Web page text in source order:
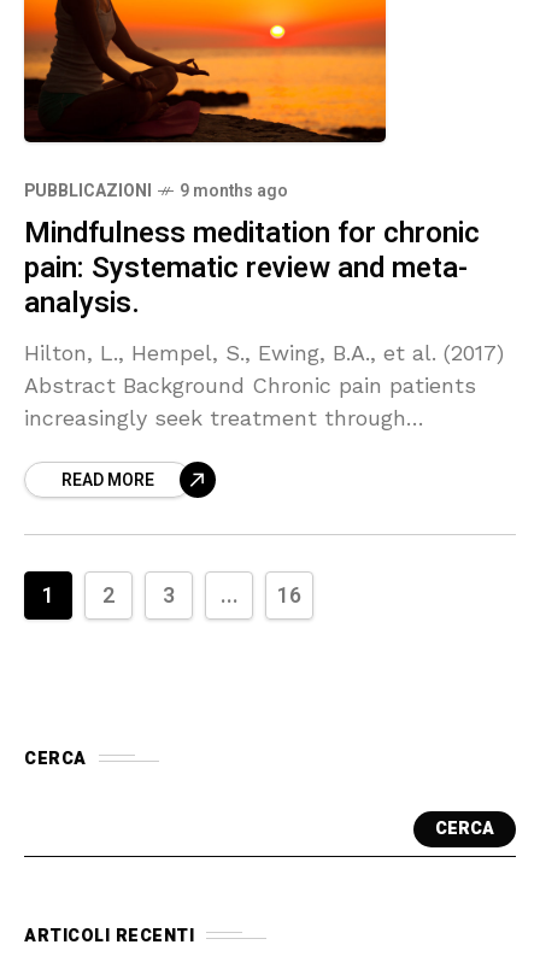
PUBBLICAZIONI 9 months ago
Mindfulness meditation for chronic
pain: Systematic review and meta-
analysis.
Hilton, L., Hempel, S., Ewing, B.A., et al. (2017)
Abstract Background Chronic pain patients
increasingly seek treatment through
aims to synthesize evidence on efficacy and
READ MORE
1 2 3 ... 16
CERCA
CERCA
ARTICOLI RECENTI